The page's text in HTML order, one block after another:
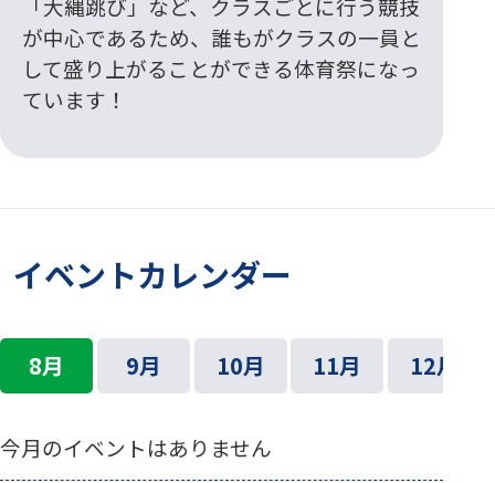
「大縄跳び」など、クラスごとに行う競技
が中心であるため、誰もがクラスの一員と
して盛り上がることができる体育祭になっ
ています！
イベントカレンダー
8月 9月 10月 11月 12月
今月のイベントはありません